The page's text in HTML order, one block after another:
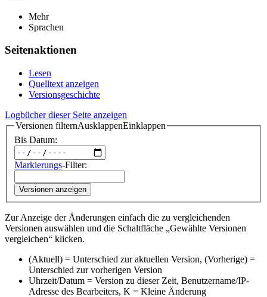
Mehr
Sprachen
Seitenaktionen
Lesen
Quelltext anzeigen
Versionsgeschichte
Logbücher dieser Seite anzeigen
Versionen filternAusklappenEinklappen
Bis Datum:
Markierungs-Filter:
Versionen anzeigen
Zur Anzeige der Änderungen einfach die zu vergleichenden
Versionen auswählen und die Schaltfläche „Gewählte Versionen
vergleichen“ klicken.
(Aktuell) = Unterschied zur aktuellen Version, (Vorherige) =
Unterschied zur vorherigen Version
Uhrzeit/Datum = Version zu dieser Zeit, Benutzername/IP-
Adresse des Bearbeiters, K = Kleine Änderung